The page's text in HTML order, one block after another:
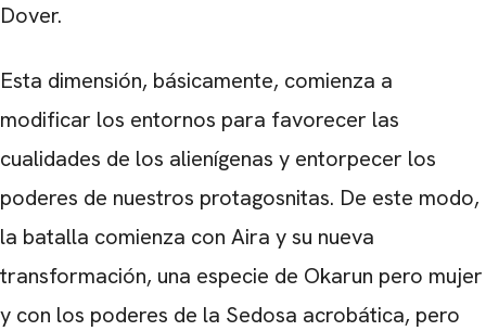
Dover.
Esta dimensión, básicamente, comienza a
modificar los entornos para favorecer las
cualidades de los alienígenas y entorpecer los
poderes de nuestros protagosnitas. De este modo,
la batalla comienza con Aira y su nueva
transformación, una especie de Okarun pero mujer
y con los poderes de la Sedosa acrobática, pero